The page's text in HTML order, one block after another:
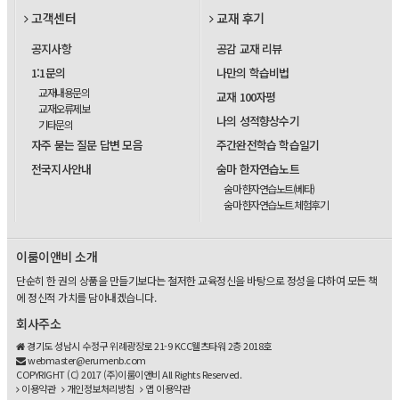
고객센터
공지사항
1:1문의
교재내용문의
교재오류제보
기타문의
자주 묻는 질문 답변 모음
전국지사안내
교재 후기
공감 교재 리뷰
나만의 학습비법
교재 100자평
나의 성적향상수기
주간완전학습 학습일기
숨마 한자연습노트
숨마 한자연습노트(베타)
숨마 한자연습노트 체험후기
이룸이앤비 소개
단순히 한 권의 상품을 만들기보다는 철저한 교육정신을 바탕으로 정성을 다하여 모든 책
에 정신적 가치를 담아내겠습니다.
회사주소
경기도 성남시 수정구 위례광장로 21-9 KCC웰츠타워 2층 2018호
webmaster@erumenb.com
COPYRIGHT (C) 2017 (주)이룸이앤비 All Rights Reserved.
이용약관
개인정보처리방침 앱 이용약관